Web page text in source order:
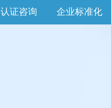
认证咨询 企业标准化